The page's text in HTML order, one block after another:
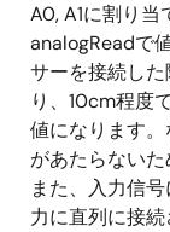
A0, A1に割り
analogReadで
サーを接続し
り、10cm程
値になります
があたらないた
また、入力信
力に直列に接